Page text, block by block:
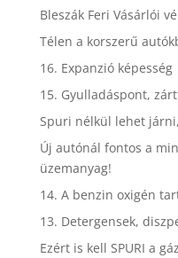
Bleszák Feri Vásárlói
Télen a korszerű
16. Expanzió képesség
15. Gyulladáspont,
Spuri nélkül lehet
Új autónál fontos a
üzemanyag!
14. A benzin oxigén
13. Detergensek,
Ezért is kell SPURI a